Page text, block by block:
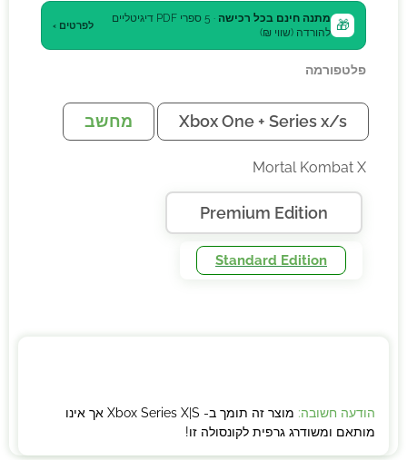
🎁 מתנה חינם בכל רכישה
· 5 ספרי PDF דיגיטליים
להורדה (שווי ₪)
לפרטים ›
פלטפורמה
Xbox One + Series x/s מחשב
Mortal Kombat X
Premium Edition
Standard Edition
הודעה חשובה:
מוצר זה תומך ב- Xbox Series X|S אך אינו
מותאם ומשודרג גרפית לקונסולה זו!